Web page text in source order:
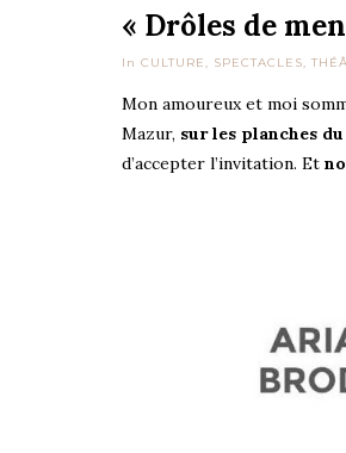
« Drôles de
In CULTURE, SPECTACLES,
Mon amoureux et moi
Mazur, sur les planches
d’accepter l’invitation. Et